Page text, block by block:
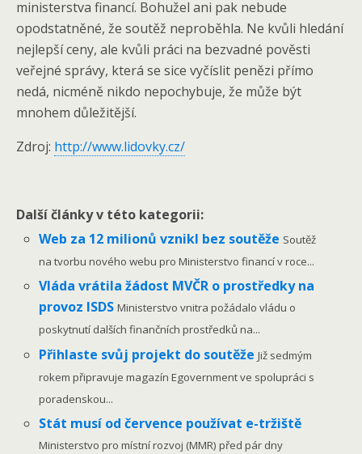
ministerstva financí. Bohužel ani pak nebude
opodstatněné, že soutěž neproběhla. Ne kvůli hledání
nejlepší ceny, ale kvůli práci na bezvadné pověsti
veřejné správy, která se sice vyčíslit penězi přímo
nedá, nicméně nikdo nepochybuje, že může být
mnohem důležitější.
Zdroj: http://www.lidovky.cz/
Další články v této kategorii:
Web za 12 milionů vznikl bez soutěže Soutěž
na tvorbu nového webu pro Ministerstvo financí v roce...
Vláda vrátila žádost MVČR o prostředky na
provoz ISDSMinisterstvo vnitra požádalo vládu o
poskytnutí dalších finančních prostředků na...
Přihlaste svůj projekt do soutěžeJiž sedmým
rokem připravuje magazín Egovernment ve spolupráci s
poradenskou...
Stát musí od července používat e-tržiště
Ministerstvo pro místní rozvoj (MMR) před pár dny